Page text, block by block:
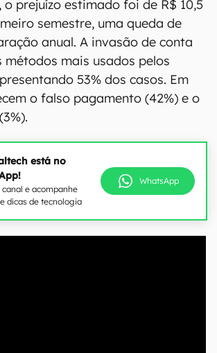
o prejuízo estimado foi de R$ 10,5
semestre, uma queda de
anual. A invasão de conta
métodos mais usados pelos
53% dos casos. Em
o falso pagamento (42%) e o
está no
canal e acompanhe
dicas de tecnologia
WhatsApp